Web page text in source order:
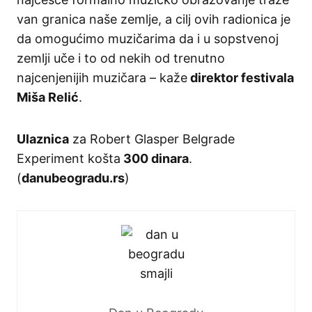
van granica naše zemlje, a cilj ovih radionica je
da omogućimo muzičarima da i u sopstvenoj
zemlji uče i to od nekih od trenutno
najcenjenijih muzičara – kažedirektor festivala
Miša Relić.
Ulaznica za Robert Glasper Belgrade
Experiment košta 300 dinara.
(danubeogradu.rs)